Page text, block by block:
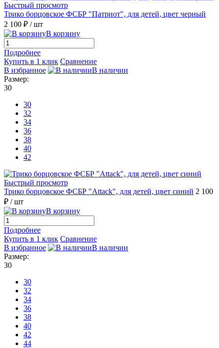
Быстрый просмотр
Трико борцовское ФСБР "Патриот", для детей, цвет черный
2 100 ₽ / шт
В корзину
Подробнее
Купить в 1 клик Сравнение
В избранное
В наличии
Размер:
30
30
32
34
36
38
40
42
Быстрый просмотр
Трико борцовское ФСБР "Attack", для детей, цвет синий 2 100
₽ / шт
В корзину
Подробнее
Купить в 1 клик Сравнение
В избранное
В наличии
Размер:
30
30
32
34
36
38
40
42
44